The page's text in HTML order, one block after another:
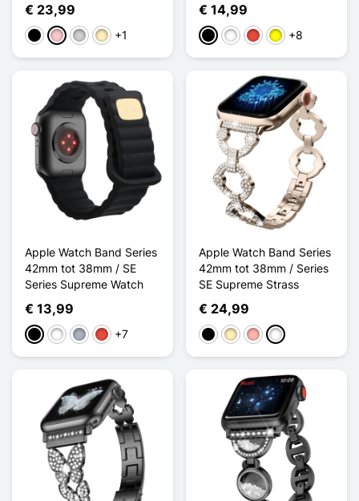
€ 23,99
ZwartRozeZilverGolden
+1
€ 14,99
ZwartWit RoodGeel+8
Apple Watch Band Series
42mm tot 38mm / SE
Series Supreme Watch
€ 13,99
ZwartWit GrijsRood+7
Apple Watch Band Series
42mm tot 38mm / Series
SE Supreme Strass
€ 24,99
ZwartGoldenRose Goud
Doré